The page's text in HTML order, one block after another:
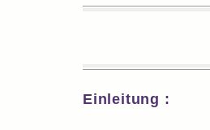
Einleitung :